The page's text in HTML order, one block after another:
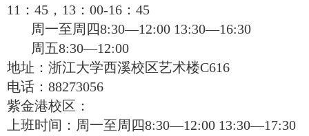
11 ： 45 ， 13 ： 00-16 ： 45
周一至周四8:30—12:00 13:30—16:30
周五8:30—12:00
地址：浙江大学西溪校区艺术楼C616
电话： 88273056
紫金港校区：
上班时间：周一至周四8:30—12:00 13:30—17:30